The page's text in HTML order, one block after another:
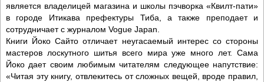
является владелицей магазина и школы пэчворка «Квилт-пати»
в городе Итикава префектуры Тиба, а также преподает и
сотрудничает с журналом Vogue Japan.
Книги Йоко Сайто отличает неугасаемый интерес со стороны
мастеров лоскутного шитья всего мира уже много лет. Сама
Йоко дает своим любимым читателям следующее напутствие:
«Читая эту книгу, отвлекитесь от сложных вещей, вроде правил,